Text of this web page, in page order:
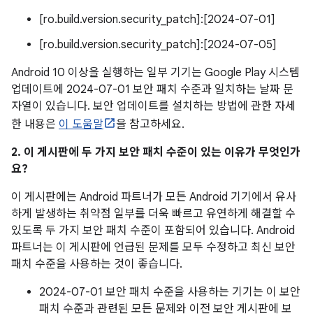
[ro.build.version.security_patch]:[2024-07-01]
[ro.build.version.security_patch]:[2024-07-05]
Android 10 이상을 실행하는 일부 기기는 Google Play 시스템
업데이트에 2024-07-01 보안 패치 수준과 일치하는 날짜 문
자열이 있습니다. 보안 업데이트를 설치하는 방법에 관한 자세
한 내용은 이 도움말
을 참고하세요.
2. 이 게시판에 두 가지 보안 패치 수준이 있는 이유가 무엇인가
요?
이 게시판에는 Android 파트너가 모든 Android 기기에서 유사
하게 발생하는 취약점 일부를 더욱 빠르고 유연하게 해결할 수
있도록 두 가지 보안 패치 수준이 포함되어 있습니다. Android
파트너는 이 게시판에 언급된 문제를 모두 수정하고 최신 보안
패치 수준을 사용하는 것이 좋습니다.
2024-07-01 보안 패치 수준을 사용하는 기기는 이 보안
패치 수준과 관련된 모든 문제와 이전 보안 게시판에 보